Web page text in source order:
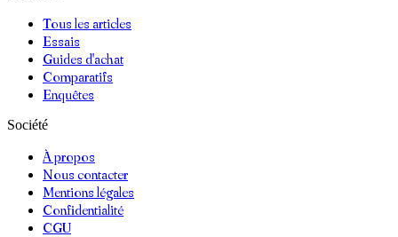
Tous les articles
Essais
Guides d'achat
Comparatifs
Enquêtes
Société
À propos
Nous contacter
Mentions légales
Confidentialité
CGU